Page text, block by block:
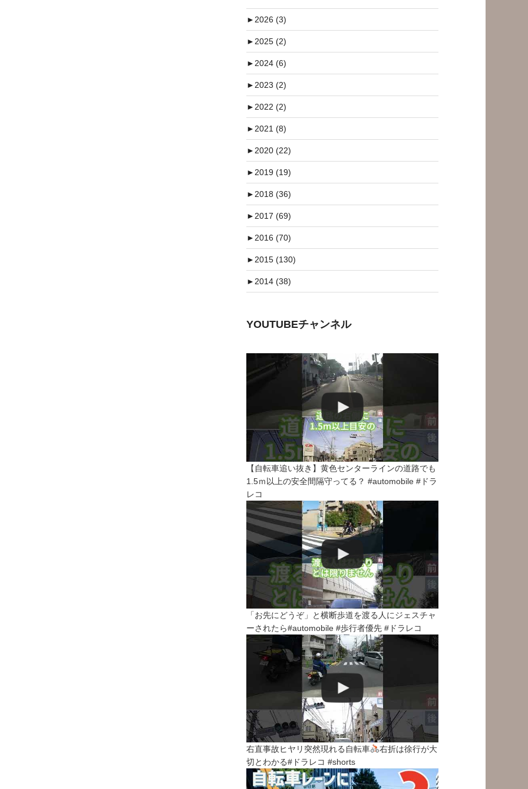
►2026 (3)
►2025 (2)
►2024 (6)
►2023 (2)
►2022 (2)
►2021 (8)
►2020 (22)
►2019 (19)
►2018 (36)
►2017 (69)
►2016 (70)
►2015 (130)
►2014 (38)
YOUTUBEチャンネル
【自転車追い抜き】黄色センターラインの道路でも
1.5ｍ以上の安全間隔守ってる？ #automobile #ドラ
レコ
「お先にどうぞ」と横断歩道を渡る人にジェスチャ
ーされたら#automobile #歩行者優先 #ドラレコ
右直事故ヒヤリ突然現れる自転車
右折は徐行が大
切とわかる#ドラレコ #shorts